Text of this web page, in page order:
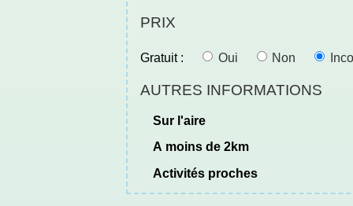
PRIX
Gratuit : Oui Non
AUTRES INFORMATIONS
sur l'aire
a moins de 2km
activités proches